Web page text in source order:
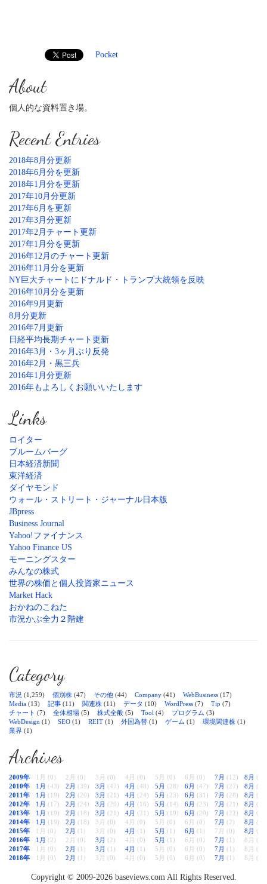
Pocket
About
個人的な資料置き場。
Recent Entries
2018年8月分更新
2018年6月分を更新
2018年1月分を更新
2017年10月分更新
2017年6月を更新
2017年3月分更新
2017年2月チャート更新
2017年1月分を更新
2016年12月のチャート更新
2016年11月分を更新
NY巨大チャートにドナルド・トランプ大統領を反映
2016年10月分を更新
2016年9月更新
8月分更新
2016年7月更新
日経平均長期チャート更新
2016年3月・3ヶ月ぶり反発
2016年2月・黒三兵
2016年1月分更新
2016年もよろしくお願いいたします
Links
ロイター
ブルームバーグ
日本経済新聞
東洋経済
ダイヤモンド
ウォール・ストリート・ジャーナル日本版
JBpress
Business Journal
Yahoo!ファイナンス
Yahoo Finance US
モーニングスター
みんなの株式
世界の株価と個人投資家ニュース
Market Hack
おかねのこねた
市況かぶ全力２階建
Category
市況 (1,259) 個別株 (47) その他 (44) Company (41) WebBusiness (17)
Media (13) 記事 (11) 関連株 (11) データ (10) WordPress (7) Tip (7)
チャート (7) 全体相場 (5) 株式全般 (5) Tool (4) プログラム (3)
WebDesign (1) SEO (1) REIT (1) 外国為替 (1) ゲーム (1) 環境関連株 (1)
業界 (1)
Archives
2009年 1月 (0) 2月 (0) 3月 (0) 4月 (0) 5月 (0) 6月 (0) 7月 (12) 8月
2010年
1月 (43) 2月 (39) 3月 (47) 4月 (48) 5月 (28) 6月 (47) 7月 (27) 8月
2011年
1月 (19) 2月 (20) 3月 (21) 4月 (24) 5月 (23) 6月 (31) 7月 (28) 8月
2012年
1月 (17) 2月 (24) 3月 (20) 4月 (16) 5月 (14) 6月 (23) 7月 (21) 8月
2013年
1月 (19) 2月 (18) 3月 (21) 4月 (21) 5月 (19) 6月 (20) 7月 (22) 8月
2014年
1月 (19) 2月 (18) 3月 (0) 4月 (0) 5月 (0) 6月 (0) 7月 (2) 8月 (2)
2015年
1月 (0) 2月 (1) 3月 (0) 4月 (1) 5月 (1) 6月 (1) 7月 (0) 8月 (1)
2016年
1月 (2) 2月 (0) 3月 (2) 4月 (0) 5月 (1) 6月 (0) 7月 (1)
8月 (0)
2017年
1月 (0) 2月 (1) 3月 (1) 4月 (1) 5月 (0) 6月 (0) 7月 (1)
8月 (0)
2018年
1月 (0) 2月 (1) 3月 (0) 4月 (0) 5月 (0) 6月 (0) 7月 (1) 8月 (0)
Copyright © 2009-2026 baseviews.com All Rights Reserved.